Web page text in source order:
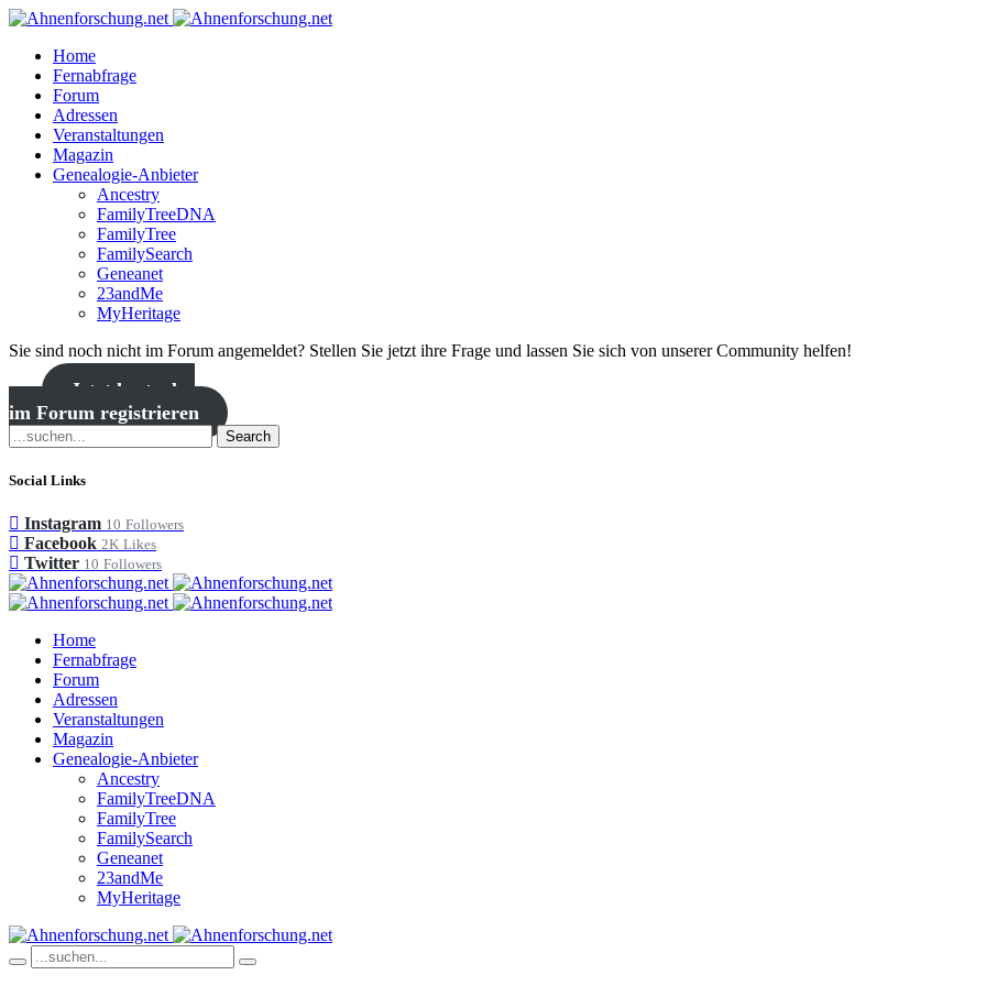
Home
Fernabfrage
Forum
Adressen
Veranstaltungen
Magazin
Genealogie-Anbieter
Ancestry
FamilyTreeDNA
FamilyTree
FamilySearch
Geneanet
23andMe
MyHeritage
Sie sind noch nicht im Forum angemeldet? Stellen Sie jetzt ihre Frage und lassen Sie sich von unserer Community helfen!
Jetzt kostenlos
im Forum registrieren
Search
Social Links
Instagram 10 Followers
Facebook 2K Likes
Twitter 10 Followers
Home
Fernabfrage
Forum
Adressen
Veranstaltungen
Magazin
Genealogie-Anbieter
Ancestry
FamilyTreeDNA
FamilyTree
FamilySearch
Geneanet
23andMe
MyHeritage